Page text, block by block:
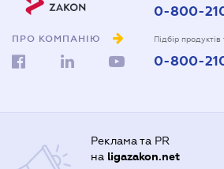
ПРО КОМПАНІЮ
0-800-
Підбір продуктів
0-800-
Реклама та PR
на ligazakon.net